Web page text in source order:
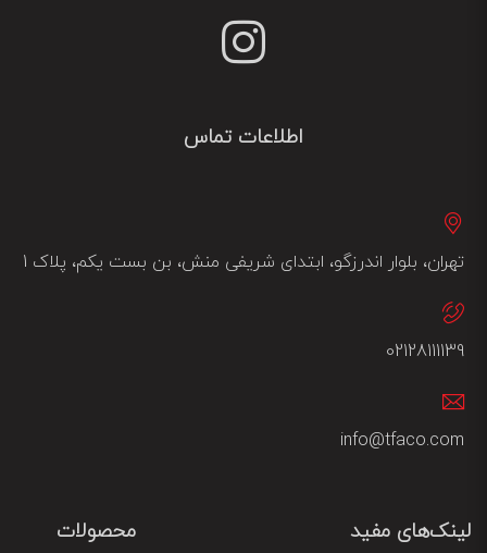
اطلاعات تماس
تهران، بلوار اندرزگو، ابتدای شریفی منش، بن بست یکم، پلاک 1
02128111139
info@tfaco.com
لینک‌های مفید محصولات